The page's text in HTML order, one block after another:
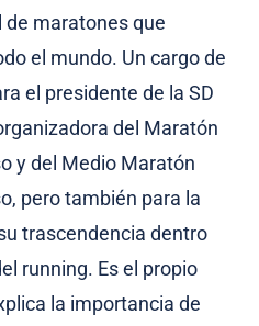
maratones que
el mundo. Un cargo de
el presidente de la SD
del Maratón
y del Medio Maratón
pero también para la
trascendencia dentro
running. Es el propio
la importancia de